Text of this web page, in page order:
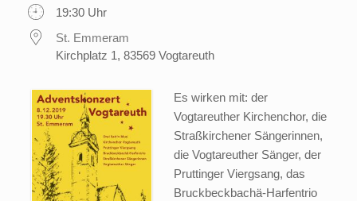
19:30 Uhr
St. Emmeram
Kirchplatz 1, 83569 Vogtareuth
Es wirken mit: der
Vogtareuther Kirchenchor, die
Straßkirchener Sängerinnen,
die Vogtareuther Sänger, der
Pruttinger Viergsang, das
Bruckbeckbachä-Harfentrio